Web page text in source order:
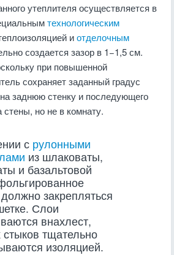
утеплителя осуществляется в
технологическим
иотделочным
создается зазор в 1−1,5 см.
при повышенной
сохраняет заданный градус
заднюю стенку и последующего
стены, но не в комнату.
с рулонными
из шлаковаты,
и базальтовой
закрепляться
Слои
внахлест,
стыков тщательно
изоляцией.